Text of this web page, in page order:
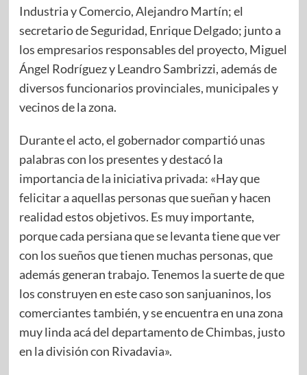
Industria y Comercio, Alejandro Martín; el
secretario de Seguridad, Enrique Delgado; junto a
los empresarios responsables del proyecto, Miguel
Ángel Rodríguez y Leandro Sambrizzi, además de
diversos funcionarios provinciales, municipales y
vecinos de la zona.
Durante el acto, el gobernador compartió unas
palabras con los presentes y destacó la
importancia de la iniciativa privada: «Hay que
felicitar a aquellas personas que sueñan y hacen
realidad estos objetivos. Es muy importante,
porque cada persiana que se levanta tiene que ver
con los sueños que tienen muchas personas, que
además generan trabajo. Tenemos la suerte de que
los construyen en este caso son sanjuaninos, los
comerciantes también, y se encuentra en una zona
muy linda acá del departamento de Chimbas, justo
en la división con Rivadavia».